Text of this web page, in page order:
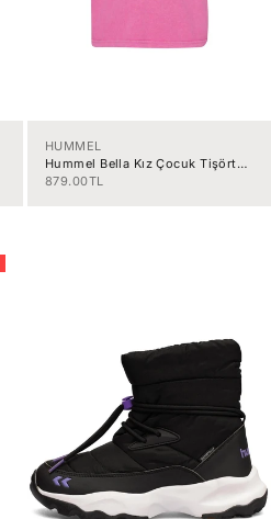
HUMMEL
Hummel Bella Kız Çocuk Tişört
912308-3502
İndirimli fiyat
879.00TL